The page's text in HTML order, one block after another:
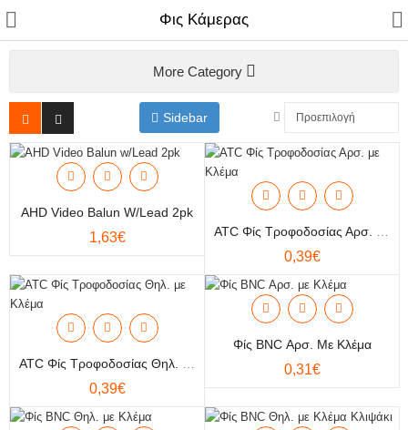
Επίγεια & Δορυφορικά
Φωτισμός
Ηλεκτρολογικό Υλικό
Καλώδια & Αντάπτορες
Μπαταρίες & Φακοί
Οικιακός Εξοπλισμός
Υπολογιστές & Δικτυακά
Φις Κάμερας
More Category
Sidebar
AHD Video Balun W/Lead 2pk
1,63€
0,39€
0,39€
Φίς BNC Αρσ. Με Κλέμα
0,31€